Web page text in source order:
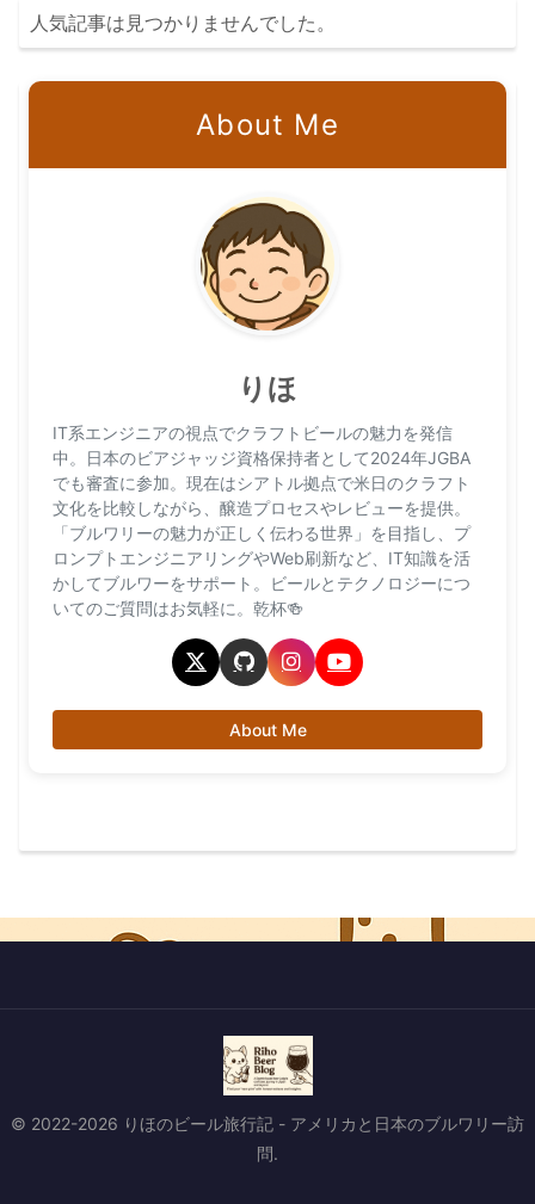
人気記事は見つかりませんでした。
About Me
りほ
IT系エンジニアの視点でクラフトビールの魅力を発信
中。日本のビアジャッジ資格保持者として2024年JGBA
でも審査に参加。現在はシアトル拠点で米日のクラフト
文化を比較しながら、醸造プロセスやレビューを提供。
「ブルワリーの魅力が正しく伝わる世界」を目指し、プ
ロンプトエンジニアリングやWeb刷新など、IT知識を活
かしてブルワーをサポート。ビールとテクノロジーにつ
いてのご質問はお気軽に。乾杯🍻
About Me
© 2022-2026 りほのビール旅行記 - アメリカと日本のブルワリー訪
問.